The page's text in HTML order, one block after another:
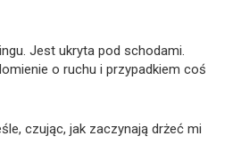
Jest ukryta pod schodami.
o ruchu i przypadkiem coś
czując, jak zaczynają drżeć mi